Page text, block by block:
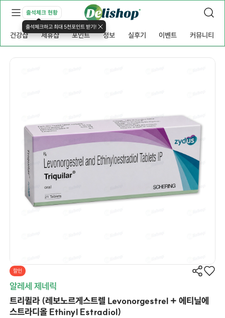
출석체크 현황
출석체크하고 최대 5천포인트 받기!
건강샵 제휴샵 포인트 정보 실후기 이벤트 커뮤니티
할인
알레세 제네릭
트리퀼라 (레보노르게스트렐 Levonorgestrel + 에티닐에
스트라디올 Ethinyl Estradiol)